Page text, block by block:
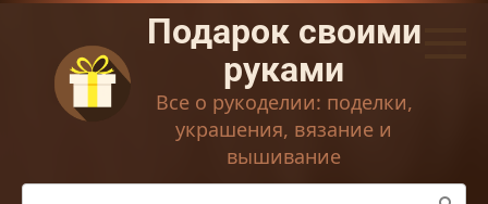
Перейти
контенту
Подарок своими
руками
Все о рукоделии: поделки,
украшения, вязание и
вышивание
Поиск: